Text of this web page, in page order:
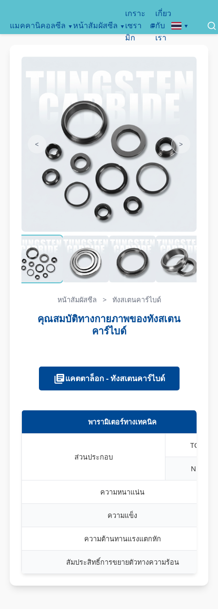
แมคคานิคอลซีล หน้าสัมผัสซีล
เกราะ
เซรา
มิก
เกี่ยว
กับ
เรา
< >
หน้าสัมผัสซีล > ทังสเตนคาร์ไบด์
คุณสมบัติทางกายภาพของทังสเตน
คาร์ไบด์
แคตตาล็อก - ทังสเตนคาร์ไบด์
พารามิเตอร์ทางเทคนิค
ส่วนประกอบ
TC
Ni
ความหนาแน่น
ความแข็ง
ความต้านทานแรงแตกหัก
สัมประสิทธิ์การขยายตัวทางความร้อน